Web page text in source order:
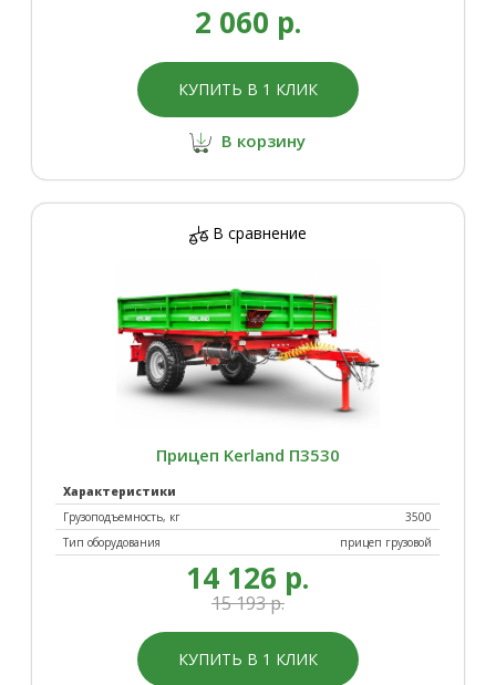
2 060 р.
КУПИТЬ В 1 КЛИК
В корзину
В сравнение
Прицеп Kerland П3530
Характеристики
Грузоподъемность, кг
3500
Тип оборудования
прицеп грузовой
14 126 р.
15 193 р.
КУПИТЬ В 1 КЛИК